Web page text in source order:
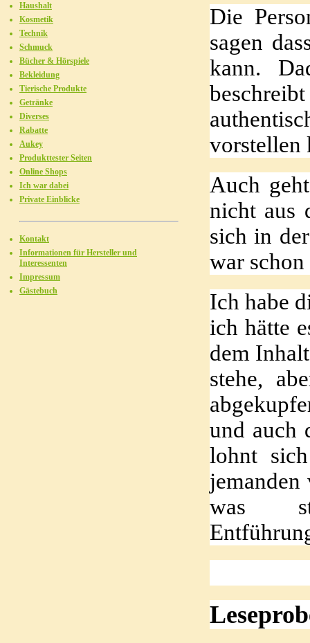
Die
sagen
kann.
vorstellen
Auch
nicht aus
sich in
war schon
Ich habe
ich hätte
dem
stehe,
und auch
lohnt
jemanden
was
Haushalt
Kosmetik
Technik
Schmuck
Bücher & Hörspiele
Bekleidung
Tierische Produkte
Getränke
Diverses
Rabatte
Aukey
Produkttester Seiten
Online Shops
Ich war dabei
Private Einblicke
Kontakt
Informationen für Hersteller und
Interessenten
Impressum
Gästebuch